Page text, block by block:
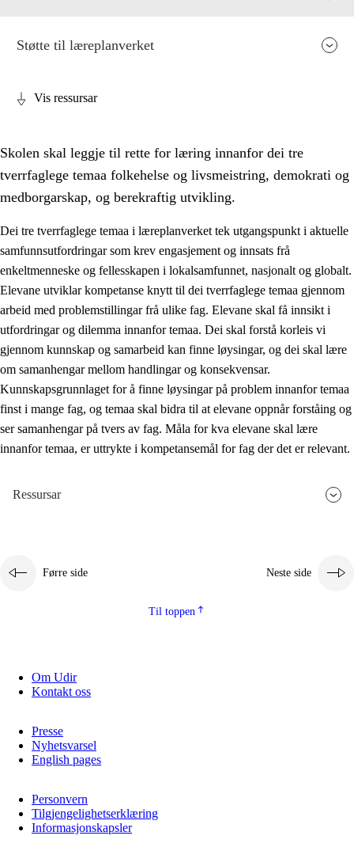
2. Prinsipp for læring, utvikling og danning
Sosial læring og utvikling
2.2 Kompetanse i faga
2.3 Grunnleggjande ferdigheiter
2.4 Å lære å lære
Tverrfaglege tema
2.5 Tverrfaglege tema
2.5.2
Støtte til læreplanverket
Vis ressursar
Skolen skal leggje til rette for læring innanfor dei tre
tverrfaglege temaa folkehelse og livsmeistring, demokrati og
medborgarskap, og berekraftig utvikling.
Dei tre tverrfaglege temaa i læreplanverket tek utgangspunkt i aktuelle
samfunnsutfordringar som krev engasjement og innsats frå
enkeltmenneske og fellesskapen i lokalsamfunnet, nasjonalt og globalt.
Elevane utviklar kompetanse knytt til dei tverrfaglege temaa gjennom
arbeid med problemstillingar frå ulike fag. Elevane skal få innsikt i
utfordringar og dilemma innanfor temaa. Dei skal forstå korleis vi
gjennom kunnskap og samarbeid kan finne løysingar, og dei skal lære
om samanhengar mellom handlingar og konsekvensar.
Kunnskapsgrunnlaget for å finne løysingar på problem innanfor temaa
finst i mange fag, og temaa skal bidra til at elevane oppnår forståing og
ser samanhengar på tvers av fag. Måla for kva elevane skal lære
innanfor temaa, er uttrykte i kompetansemål for fag der det er relevant.
Ressursar
Førre side Neste side
Til toppen
Om Udir
Kontakt oss
Presse
Nyhetsvarsel
English pages
Personvern
Tilgjengelighetserklæring
Informasjonskapsler